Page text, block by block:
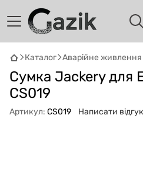
Каталог Аварійне живлення
Сумка Jackery для
CS019
Артикул: CS019 Написати відгук
GAZIKAI
Онлайн · пошук техніки
Привіт! 👋 Я Gazik AI —
підібрати вживану